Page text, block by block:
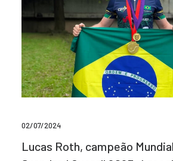
02/07/2024
Lucas Roth, campeão